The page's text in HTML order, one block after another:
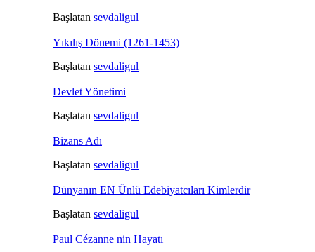
Başlatan sevdaligul
Yıkılış Dönemi (1261-1453)
Başlatan sevdaligul
Devlet Yönetimi
Başlatan sevdaligul
Bizans Adı
Başlatan sevdaligul
Dünyanın EN Ünlü Edebiyatcıları Kimlerdir
Başlatan sevdaligul
Paul Cézanne nin Hayatı